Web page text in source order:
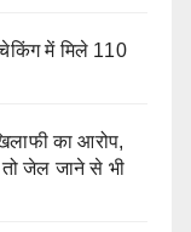
चेकिंग में मिले 110
का आरोप,
जेल जाने से भी